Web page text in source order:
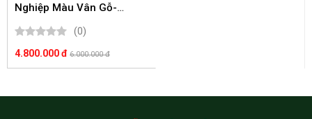
Nghiệp Màu Vân Gỗ-
(0)
4.800.000 đ 6.000.000 đ